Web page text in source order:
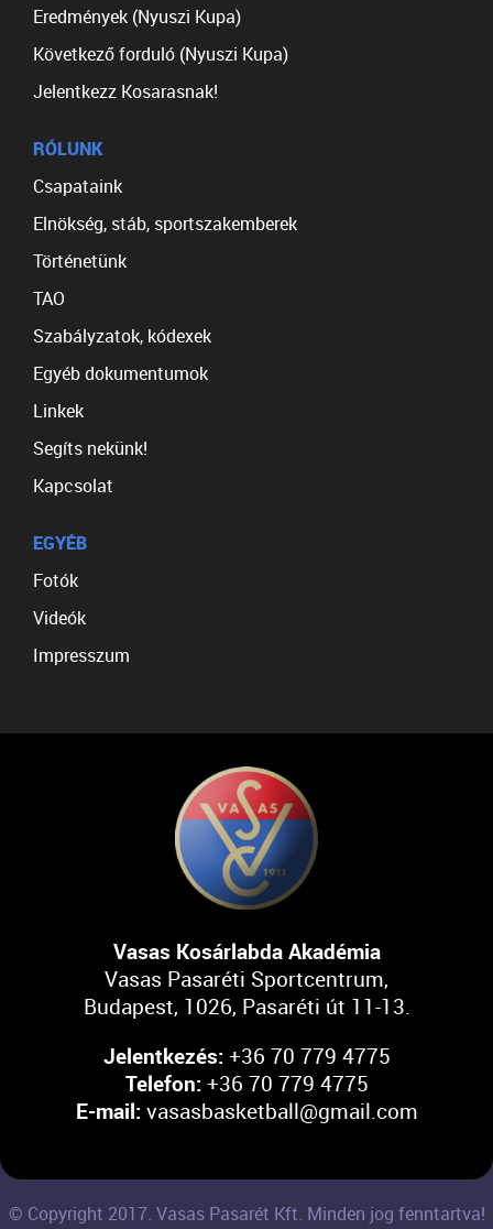
Eredmények (Nyuszi Kupa)
Következő forduló (Nyuszi Kupa)
Jelentkezz Kosarasnak!
RÓLUNK
Csapataink
Elnökség, stáb, sportszakemberek
Történetünk
TAO
Szabályzatok, kódexek
Egyéb dokumentumok
Linkek
Segíts nekünk!
Kapcsolat
EGYÉB
Fotók
Videók
Impresszum
Vasas Kosárlabda Akadémia
Vasas Pasaréti Sportcentrum,
Budapest, 1026, Pasaréti út 11-13.
Jelentkezés: +36 70 779 4775
Telefon: +36 70 779 4775
E-mail: vasasbasketball@gmail.com
© Copyright 2017. Vasas Pasarét Kft. Minden jog fenntartva!